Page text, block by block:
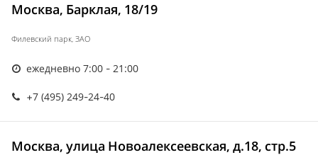
Москва, Барклая, 18/19
Филевский парк, ЗАО
ежедневно 7:00 - 21:00
+7 (495) 249-24-40
Москва, улица Новоалексеевская, д.18, стр.5